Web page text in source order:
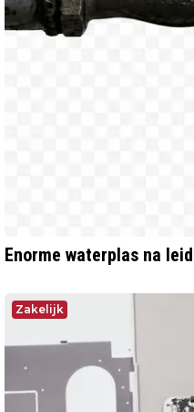
Enorme waterplas na
Zakelijk